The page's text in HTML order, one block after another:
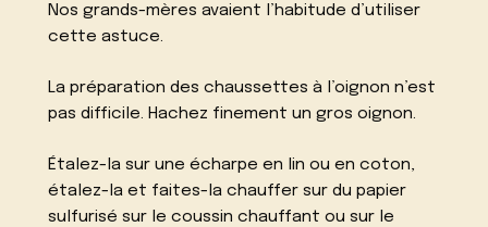
Nos grands-mères avaient l’habitude d’utiliser
cette astuce.
La préparation des chaussettes à l’oignon n’est
pas difficile. Hachez finement un gros oignon.
Étalez-la sur une écharpe en lin ou en coton,
étalez-la et faites-la chauffer sur du papier
sulfurisé sur le coussin chauffant ou sur le